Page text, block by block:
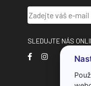
SLEDUJTE NÁS